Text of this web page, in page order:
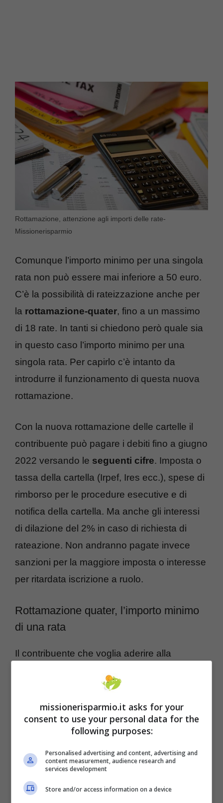
Rottamazione, attenzione agli importi delle rate-
Missionerisparmio
Comunque l’importo minimo per una singola
rata non può essere mai inferiore a 50 euro.
C’è la possibilità di rateizzazione anche per
la rottamazione-quater, fino a un massimo
di 18 rate. In tanti si chiedono però quale sia
in questo caso l’importo minimo per una
singola rata. Per capirlo c’è intanto da
introdurre il funzionamento di questa nuova
rottamazione.
Con la nuova rottamazione delle cartelle il
contribuente può pagare i debiti fino a giugno
2022 versando le seguenti cifre. Imposta o
tassa della cartella (Irpef, Ires ecc.), spese di
rimborso per le procedure esecutive e di
notifica della cartella. Ma anche gli interessi
di dilazione del 2% in caso di richiesta di
rateazione. Non andranno pagate invece
sanzioni per la maggiore imposta o interesse
per ritardata iscrizione a ruolo.
Rottamazione quater, l’importo minimo
di una rata
Il contribuente che voglia aderire alla
domanda all’ADER entro il 30 aprile. Il
prospetto informativo si può scaricare e
specifica per quali cartelle è possibile
presentare la domanda. Il totale per la
rottamazione-quater può essere versato in
un’unica soluzione entro il 31 luglio 2023 o in
un massimo di 118 rate consecutive per 5
missionerisparmio.it asks for your
consent to use your personal data for the
following purposes:
Personalised advertising and content, advertising and
content measurement, audience research and
services development
Store and/or access information on a device